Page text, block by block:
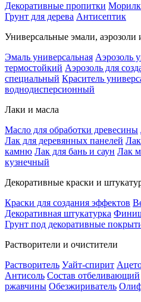
Декоративные пропитки
Грунт для дерева Антисептик
Универсальные эмали, аэрозоли
Эмаль универсальная Аэрозоль
термостойкий Аэрозоль для
специальный Краситель
воднодисперсионный
Лаки и масла
Масло для обработки древесины
Лак для деревянных панелей
камню Лак для бань и саун Лак
кузнечный
Декоративные краски и
Краски для создания эффектов
Декоративная штукатурка
Грунт под декоративные
Растворители и очистители
Растворитель Уайт-спирит
Антисоль Состав отбеливающий
ржавчины Обезжириватель